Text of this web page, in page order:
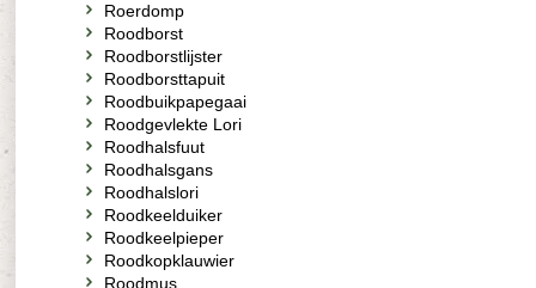
Roerdomp
Roodborst
Roodborstlijster
Roodborsttapuit
Roodbuikpapegaai
Roodgevlekte Lori
Roodhalsfuut
Roodhalsgans
Roodhalslori
Roodkeelduiker
Roodkeelpieper
Roodkopklauwier
Roodmus